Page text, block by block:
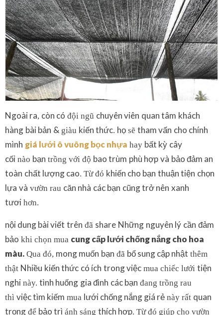
Ngoài ra, còn có đội ngũ chuyên viên quan tâm khách
hàng bài bản & giàu kiến thức. họ sẽ tham vấn cho chính
mình giá lưới ô vuông bọc nhựa hay bất kỳ cây
cối nào bạn trồng với độ bao trùm phù hợpvà bảo đảm an
toàn chất lượng cao. Từ đó khiến cho bạn thuận tiện chọn
lựa và vườn rau căn nhà các bạn cũng trở nên xanh
tươi hơn.
nội dung bài viết trên đã share Những nguyên lý cần đảm
bảo khi chọn mua cung cấp lưới chống nắngcho hoa
màu. Qua đó, mong muốn bạn đã bổ sung cập nhật thêm
thật Nhiều kiến thức có ích trong việc mua chiếc lưới tiện
nghi này. tình huống gia đình các bạn đang trồng rau
thì việc tìm kiếm mua lưới chống nắng giá rẻ này rất quan
trọng để bảo trì ánh sáng thích hợp. Từ đó giúp cho vườn